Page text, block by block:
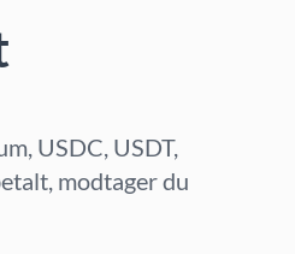
USDC, USDT,
modtager du